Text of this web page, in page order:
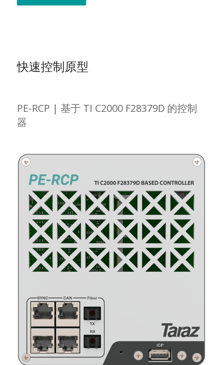
快速控制原型
PE-RCP | 基于 TI C2000 F28379D 的控制
器